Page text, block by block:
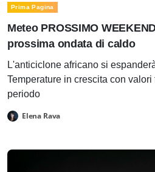
Prima Pagina
Meteo PROSSIMO
prossima ondata di caldo
L'anticiclone africano si
Temperature in crescita con valori
periodo
Elena Rava